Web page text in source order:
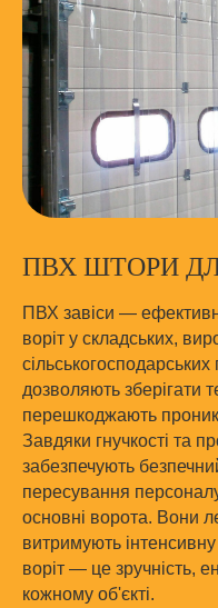
ПВХ ШТОРИ
ПВХ завіси —
воріт у складських,
дозволяють зберігати
перешкоджають
Завдяки гнучкості та
забезпечують
пересування
основні ворота. Вони
витримують
воріт — це зручність,
кожному об'єкті.